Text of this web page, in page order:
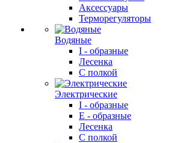
Аксессуары
Терморегуляторы
Водяные
I - образные
Лесенка
С полкой
Электрические
I - образные
E - образные
Лесенка
С полкой